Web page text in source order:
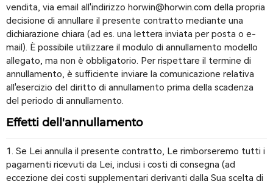
vendita, via email all'indirizzo horwin@horwin.com della propria
decisione di annullare il presente contratto mediante una
dichiarazione chiara (ad es. una lettera inviata per posta o e-
mail). È possibile utilizzare il modulo di annullamento modello
allegato, ma non è obbligatorio. Per rispettare il termine di
annullamento, è sufficiente inviare la comunicazione relativa
all'esercizio del diritto di annullamento prima della scadenza
del periodo di annullamento.
Effetti dell'annullamento
1. Se Lei annulla il presente contratto, Le rimborseremo tutti i
pagamenti ricevuti da Lei, inclusi i costi di consegna (ad
eccezione dei costi supplementari derivanti dalla Sua scelta di